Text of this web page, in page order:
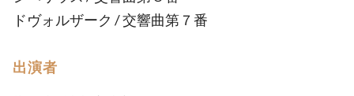
ドヴォルザーク / 交響曲第７番
出演者